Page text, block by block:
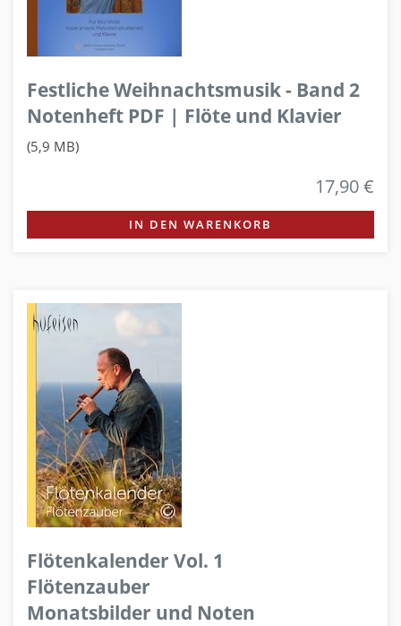
Festliche Weihnachtsmusik - Band 2
Notenheft PDF | Flöte und Klavier
(5,9 MB)
17,90 €
IN DEN WARENKORB
Flötenkalender Vol. 1
Flötenzauber
Monatsbilder und Noten